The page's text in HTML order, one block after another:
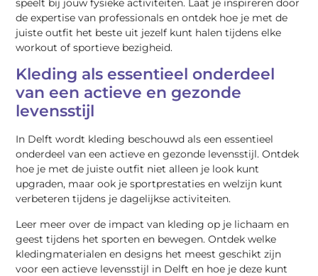
speelt bij jouw fysieke activiteiten. Laat je inspireren door
de expertise van professionals en ontdek hoe je met de
juiste outfit het beste uit jezelf kunt halen tijdens elke
workout of sportieve bezigheid.
Kleding als essentieel onderdeel
van een actieve en gezonde
levensstijl
In Delft wordt kleding beschouwd als een essentieel
onderdeel van een actieve en gezonde levensstijl. Ontdek
hoe je met de juiste outfit niet alleen je look kunt
upgraden, maar ook je sportprestaties en welzijn kunt
verbeteren tijdens je dagelijkse activiteiten.
Leer meer over de impact van kleding op je lichaam en
geest tijdens het sporten en bewegen. Ontdek welke
kledingmaterialen en designs het meest geschikt zijn
voor een actieve levensstijl in Delft en hoe je deze kunt